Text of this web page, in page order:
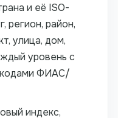
и её ISO-
регион, район,
улица, дом,
уровень с
кодами ФИАС/
индекс,